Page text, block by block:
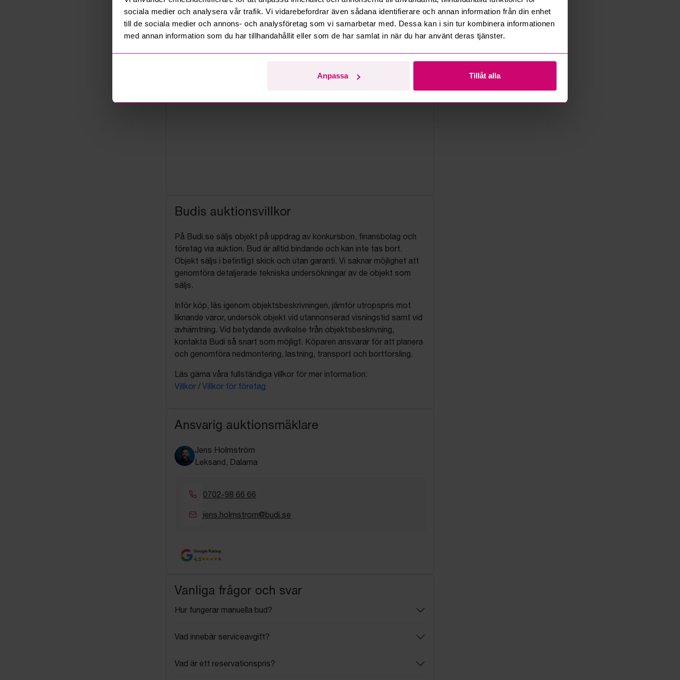
sociala medier och analysera vår trafik. Vi vidarebefordrar även sådana identifierare och annan information från din enhet
till de sociala medier och annons- och analysföretag som vi samarbetar med. Dessa kan i sin tur kombinera informationen
med annan information som du har tillhandahållit eller som de har samlat in när du har använt deras tjänster.
Anpassa Tillåt alla
Säljare
Företag
Budis auktionsvillkor
På Budi.se säljs objekt på uppdrag av konkursbon, finansbolag och
företag via auktion. Bud är alltid bindande och kan inte tas bort.
Objekt säljs i befintligt skick och utan garanti. Vi saknar möjlighet att
genomföra detaljerade tekniska undersökningar av de objekt som
säljs.
Inför köp, läs igenom objektsbeskrivningen, jämför utropspris mot
liknande varor, undersök objekt vid utannonserad visningstid samt vid
avhämtning. Vid betydande avvikelse från objektsbeskrivning,
kontakta Budi så snart som möjligt. Köparen ansvarar för att planera
och genomföra nedmontering, lastning, transport och bortforsling.
Läs gärna våra fullständiga villkor för mer information:
Villkor / Villkor för företag
Ansvarig auktionsmäklare
Jens Holmström
Leksand, Dalarna
0702-98 66 66
jens.holmstrom@budi.se
Google Rating
4.5
Vanliga frågor och svar
Hur fungerar manuella bud?
Vad innebär serviceavgift?
Vad är ett reservationspris?